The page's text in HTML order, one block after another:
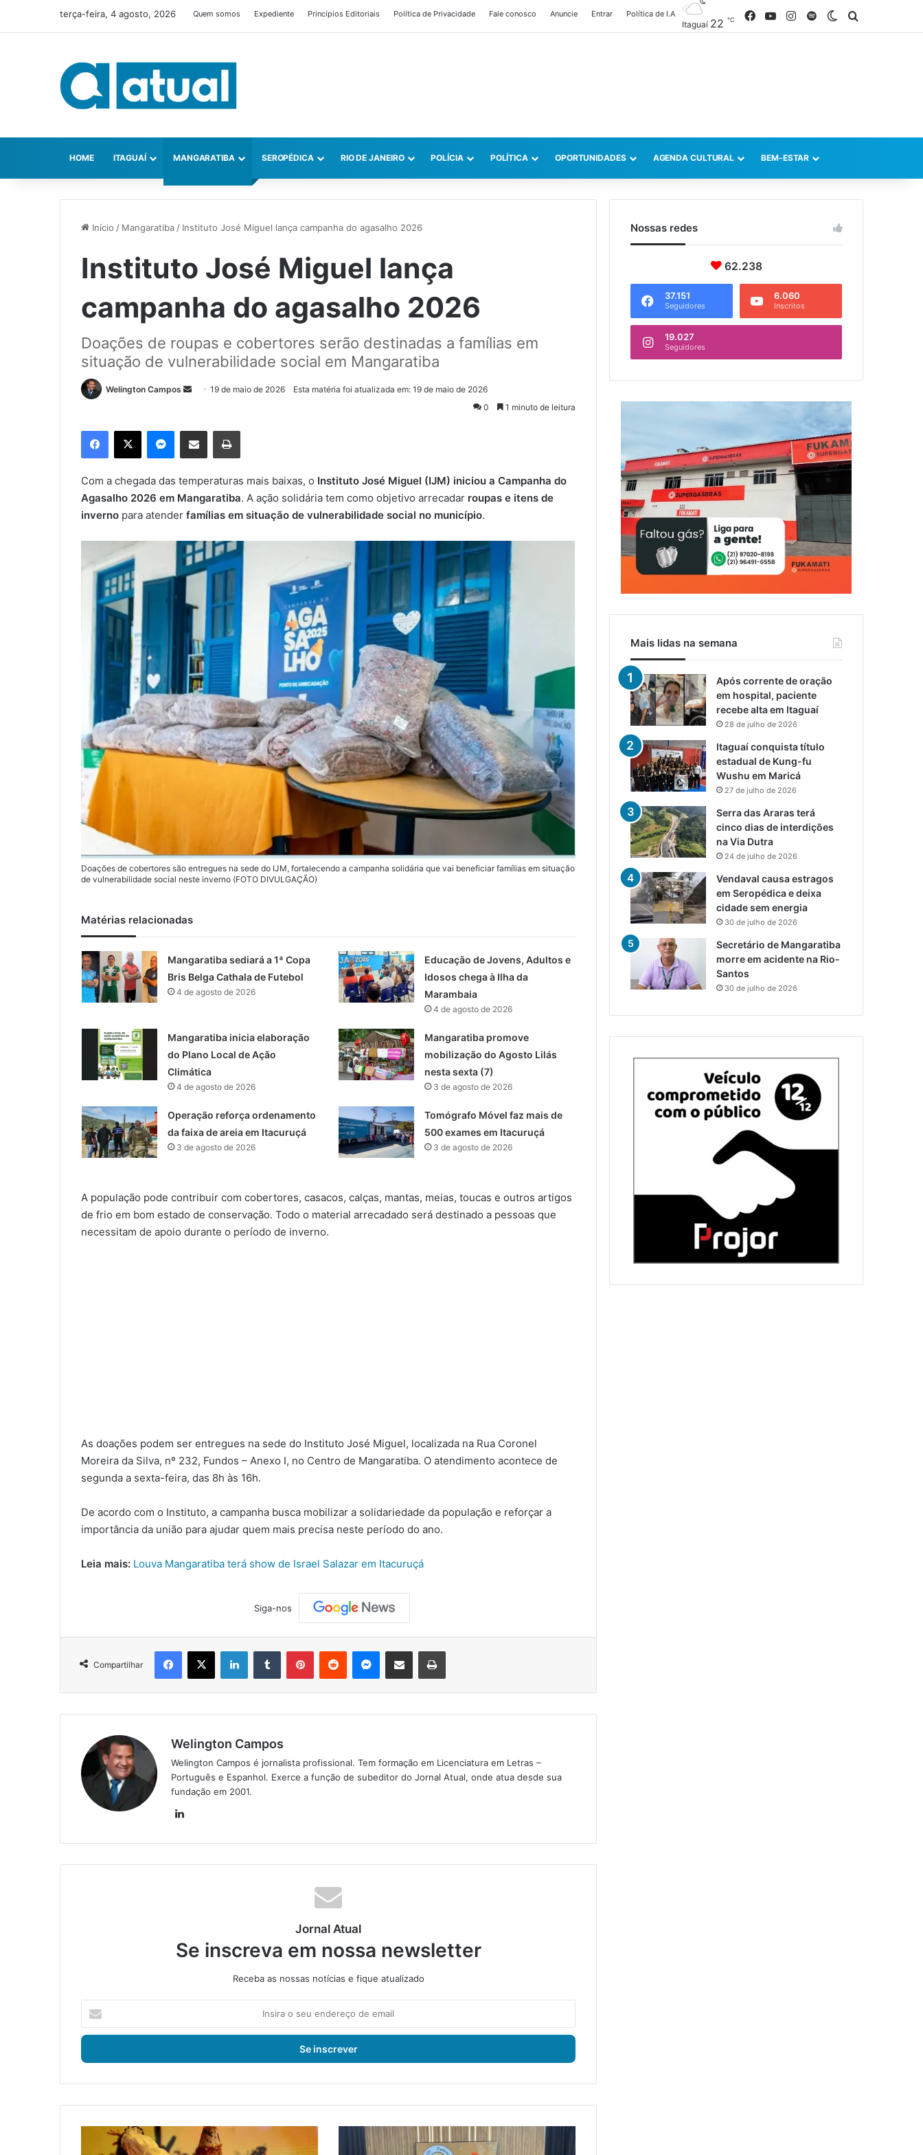
terça-feira, 4 agosto, 2026 Quem somos Expediente Princípios Editoriais Política de Privacidade Fale conosco Anuncie Entrar Política de I.A
Itaguaí 22 ℃ FacebookYouTubeInstagram
SpotifySwitch skin
HOME ITAGUAÍ MANGARATIBA SEROPÉDICA RIO DE JANEIRO POLÍCIA POLÍTICA OPORTUNIDADES AGENDA CULTURAL BEM-ESTAR
Início / Mangaratiba/ Instituto José Miguel lança campanha do agasalho 2026
Instituto José Miguel lança
campanha do agasalho 2026
Doações de roupas e cobertores serão destinadas a famílias em
situação de vulnerabilidade social em Mangaratiba
Welington Campos
d
m
e
-
a
i
19 de maio de 2026
Esta matéria foi atualizada em: 19 de maio de 2026
0
1 minuto de leitura
Com a chegada das temperaturas mais baixas, o Instituto José Miguel (IJM) iniciou a Campanha do
Agasalho 2026 em Mangaratiba. A ação solidária tem como objetivo arrecadar roupas e itens de
inverno para atender famílias em situação de vulnerabilidade social no município.
Doações de cobertores são entregues na sede do IJM, fortalecendo a campanha solidária que vai beneficiar famílias em situação
de vulnerabilidade social neste inverno (FOTO DIVULGAÇÃO)
Matérias relacionadas
Mangaratiba sediará a 1ª Copa
Bris Belga Cathala de Futebol
4 de agosto de 2026
Educação de Jovens, Adultos e
Idosos chega à Ilha da
Marambaia
4 de agosto de 2026
Mangaratiba inicia elaboração
do Plano Local de Ação
Climática
4 de agosto de 2026
Mangaratiba promove
mobilização do Agosto Lilás
nesta sexta (7)
3 de agosto de 2026
Operação reforça ordenamento
da faixa de areia em Itacuruçá
3 de agosto de 2026
Tomógrafo Móvel faz mais de
500 exames em Itacuruçá
3 de agosto de 2026
A população pode contribuir com cobertores, casacos, calças, mantas, meias, toucas e outros artigos
de frio em bom estado de conservação. Todo o material arrecadado será destinado a pessoas que
necessitam de apoio durante o período de inverno.
As doações podem ser entregues na sede do Instituto José Miguel, localizada na Rua Coronel
Moreira da Silva, nº 232, Fundos – Anexo I, no Centro de Mangaratiba. O atendimento acontece de
segunda a sexta-feira, das 8h às 16h.
De acordo com o Instituto, a campanha busca mobilizar a solidariedade da população e reforçar a
importância da união para ajudar quem mais precisa neste período do ano.
Leia mais: Louva Mangaratiba terá show de Israel Salazar em Itacuruçá
Siga-nos
Compartilhar
Welington Campos
Welington Campos é jornalista profissional. Tem formação em Licenciatura em Letras –
Português e Espanhol. Exerce a função de subeditor do Jornal Atual, onde atua desde sua
fundação em 2001.
din
Jornal Atual
Se inscreva em nossa newsletter
Receba as nossas notícias e fique atualizado
s
r
s
Nossas redes
62.238
37.151
Seguidores
6.060
Inscritos
19.027
Seguidores
Mais lidas na semana
Após corrente de oração
em hospital, paciente
recebe alta em Itaguaí
28 de julho de 2026
Itaguaí conquista título
estadual de Kung-fu
Wushu em Maricá
27 de julho de 2026
Serra das Araras terá
cinco dias de interdições
na Via Dutra
24 de julho de 2026
Vendaval causa estragos
em Seropédica e deixa
cidade sem energia
30 de julho de 2026
Secretário de Mangaratiba
morre em acidente na Rio-
Santos
30 de julho de 2026